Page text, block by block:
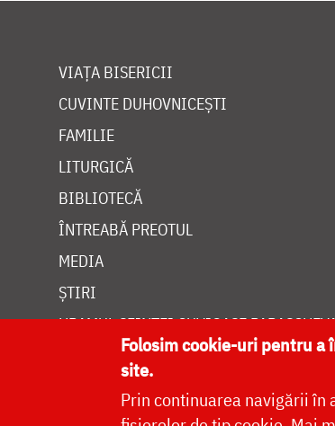
VIAȚA BISERICII
CUVINTE DUHOVNICEȘTI
FAMILIE
LITURGICĂ
BIBLIOTECĂ
ÎNTREABĂ PREOTUL
MEDIA
ȘTIRI
HRAMUL SFINTEI CUVIOASE
Folosim cookie-uri pentru
site.
Prin continuarea navigării